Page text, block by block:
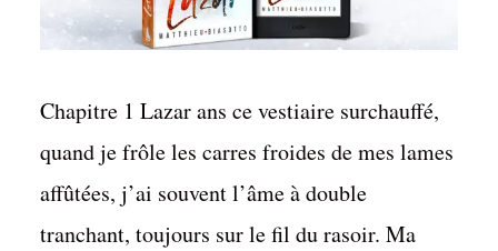
Chapitre 1 Lazar ans ce vestiaire surchauffé,
quand je frôle les carres froides de mes lames
affûtées, j’ai souvent l’âme à double
tranchant, toujours sur le fil du rasoir. Ma